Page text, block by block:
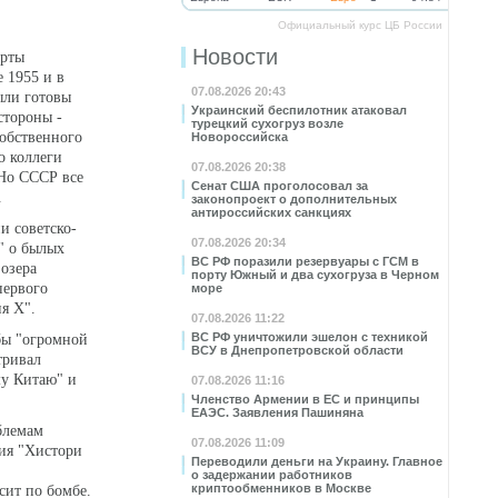
Официальный курс ЦБ России
Новости
07.08.2026 20:43
Украинский беспилотник атаковал
турецкий сухогруз возле
Новороссийска
07.08.2026 20:38
Сенат США проголосовал за
законопроект о дополнительных
антироссийских санкциях
07.08.2026 20:34
ВС РФ поразили резервуары с ГСМ в
порту Южный и два сухогруза в Черном
море
07.08.2026 11:22
ВС РФ уничтожили эшелон с техникой
ВСУ в Днепропетровской области
07.08.2026 11:16
Членство Армении в ЕС и принципы
ЕАЭС. Заявления Пашиняна
07.08.2026 11:09
Переводили деньги на Украину. Главное
о задержании работников
криптообменников в Москве
1955 и в
готовы
-
коллеги
Но СССР все
советско-
о былых
Х".
"огромной
Китаю" и
"Хистори
по бомбе.